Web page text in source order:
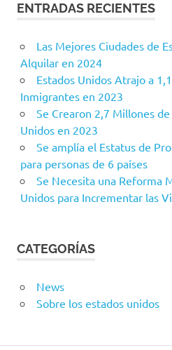
ENTRADAS RECIENTES
Las Mejores Ciudades de
Alquilar en 2024
Estados Unidos Atrajo a
Inmigrantes en 2023
Se Crearon 2,7 Millones
Unidos en 2023
Se amplía el Estatus de
para personas de 6 países
Se Necesita una Reforma
Unidos para Incrementar las
CATEGORÍAS
News
Sobre los estados unidos